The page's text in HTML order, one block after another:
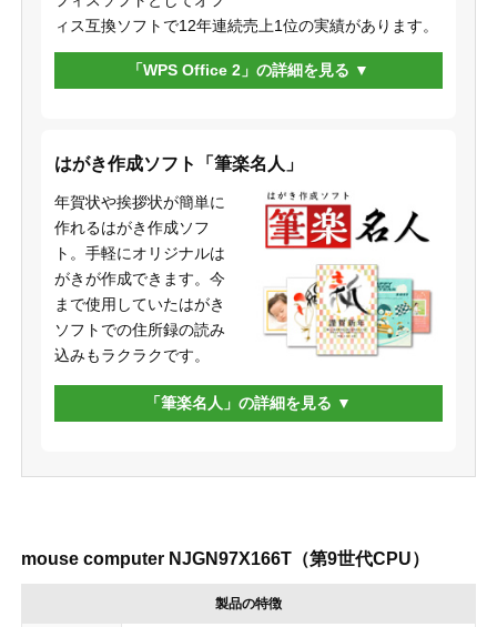
ィス互換ソフトで12年連続売上1位の実績があります。
「WPS Office 2」の詳細を見る
はがき作成ソフト「筆楽名人」
年賀状や挨拶状が簡単に
作れるはがき作成ソフ
ト。手軽にオリジナルは
がきが作成できます。今
まで使用していたはがき
ソフトでの住所録の読み
込みもラクラクです。
「筆楽名人」の詳細を見る
mouse computer NJGN97X166T（第9世代CPU）
製品の特徴